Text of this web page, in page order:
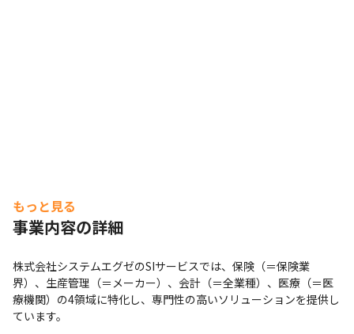
もっと見る
事業内容の詳細
株式会社システムエグゼのSIサービスでは、保険（＝保険業
界）、生産管理（＝メーカー）、会計（＝全業種）、医療（＝医
療機関）の4領域に特化し、専門性の高いソリューションを提供し
ています。